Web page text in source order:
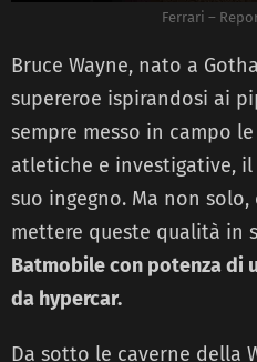
Ferrari –
Bruce Wayne, nato a
supereroe ispirandosi ai
sempre messo in campo
atletiche e investigative,
suo ingegno. Ma non
mettere queste qualità in
Batmobile con potenza di
da hypercar.
Da sotto le caverne della